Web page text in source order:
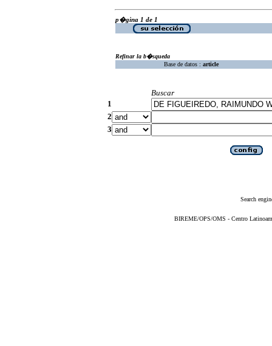
p�gina 1 de 1
Refinar la b�squeda
Base de datos : article
Buscar
1
2
3
Search
BIREME/OPS/OMS - Centro